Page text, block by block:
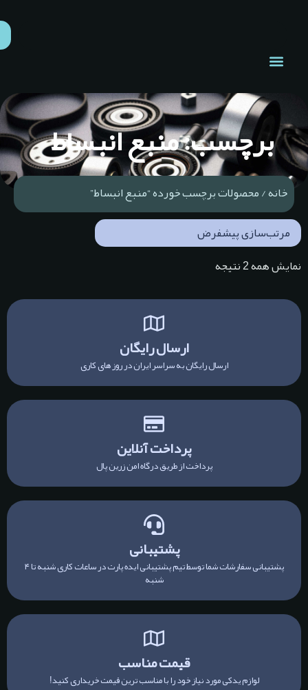
برچسب: منبع انبساط
خانه/ محصولات برچسب خورده “منبع انبساط”
همه 2 نتیجه
ارسال رایگان
ارسال رایگان به سراسر ایران در روز های کاری
پرداخت آنلاین
پرداخت از طریق درگاه امن زرین پال
پشتیبانی
پشتیبانی سفارشات شما توسط تیم پشتیبانی ایده پارت در ساعات کاری شنبه تا ۴
شنبه
قیمت مناسب
لوازم یدکی مورد نیاز خود را با مناسب ترین قیمت خریداری کنید!